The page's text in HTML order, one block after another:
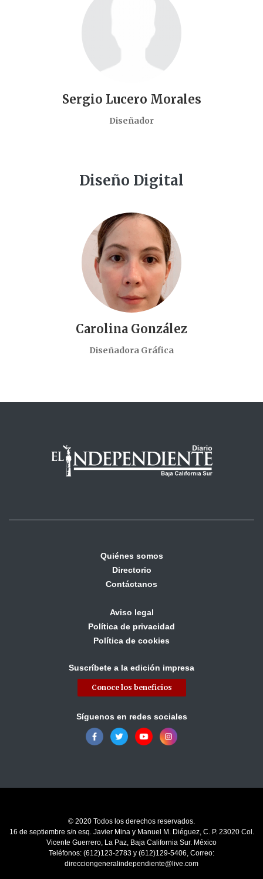
Sergio Lucero Morales
Diseñador
Diseño Digital
Carolina González
Diseñadora Gráfica
Quiénes somos
Directorio
Contáctanos
Aviso legal
Política de privacidad
Política de cookies
Suscríbete a la edición impresa
Conoce los beneficios
Síguenos en redes sociales
© 2020 Todos los derechos reservados.
16 de septiembre s/n esq. Javier Mina y Manuel M. Diéguez, C. P. 23020 Col.
Vicente Guerrero, La Paz, Baja California Sur. México
Teléfonos: (612)123-2783 y (612)129-5406, Correo:
direcciongeneralindependiente@live.com